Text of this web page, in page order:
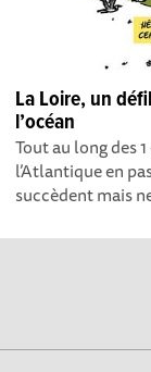
La Loire, un
l’océan
Tout au long des
l’Atlantique en
succèdent mais